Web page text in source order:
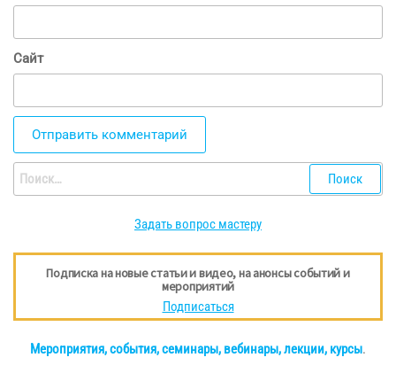
Сайт
Найти:
Задать вопрос мастеру
Подписка на новые статьи и видео, на анонсы событий и
мероприятий
Подписаться
Мероприятия, события, семинары, вебинары, лекции, курсы.